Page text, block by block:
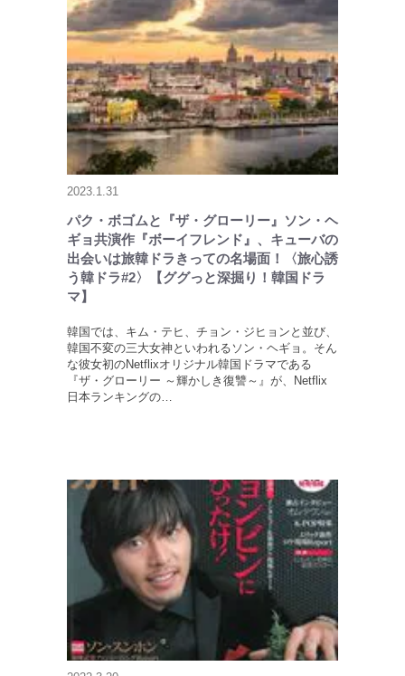
2023.1.31
パク・ボゴムと『ザ・グローリー』ソン・ヘ
ギョ共演作『ボーイフレンド』、キューバの
出会いは旅韓ドラきっての名場面！〈旅心誘
う韓ドラ#2〉【ググっと深掘り！韓国ドラ
マ】
韓国では、キム・テヒ、チョン・ジヒョンと並び、
韓国不変の三大女神といわれるソン・ヘギョ。そん
な彼女初のNetflixオリジナル韓国ドラマである
『ザ・グローリー ～輝かしき復讐～』が、Netflix
日本ランキングの…